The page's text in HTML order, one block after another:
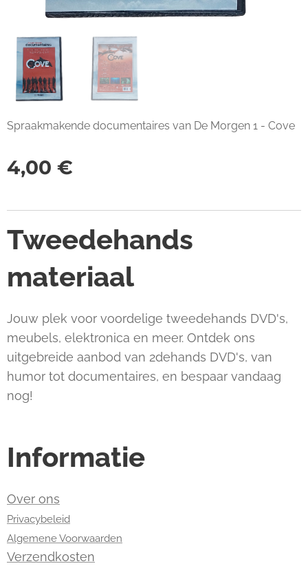
Spraakmakende documentaires van De Morgen 1 - Cove
4,00 €
Tweedehands
materiaal
Jouw plek voor voordelige tweedehands DVD's,
meubels, elektronica en meer. Ontdek ons
uitgebreide aanbod van 2dehands DVD's, van
humor tot documentaires, en bespaar vandaag
nog!
Informatie
Over ons
Privacybeleid
Algemene Voorwaarden
Verzendkosten